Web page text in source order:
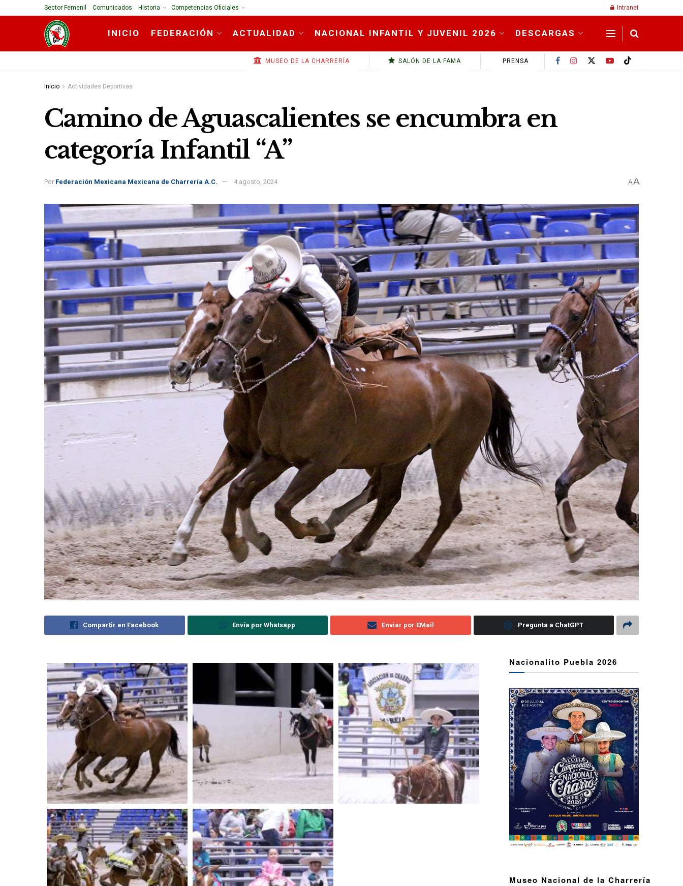
Sector Femenil Comunicados Historia Competencias Oficiales Intranet
INICIO FEDERACIÓN ACTUALIDAD NACIONAL INFANTIL Y JUVENIL 2026 DESCARGAS
MUSEO DE LA CHARRERÍA SALÓN DE LA FAMA PRENSA
Inicio Actividades Deportivas
Camino de Aguascalientes se encumbra en
categoría Infantil “A”
Por Federación Mexicana Mexicana de Charrería A.C. 4 agosto, 2024 AA
Compartir en Facebook Envía por Whatsapp Enviar por EMail Pregunta a ChatGPT
Nacionalito Puebla 2026
Museo Nacional de la Charrería